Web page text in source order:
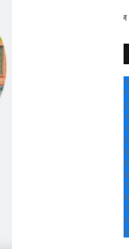
" सांगली दर्पण न्यूज वर आपल्या सर्वांचे
+
°
C
+
+